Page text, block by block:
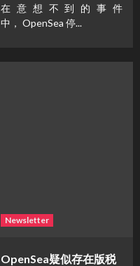
在意想不到的事件
中， OpenSea 停...
Newsletter
OpenSea疑似存在版税